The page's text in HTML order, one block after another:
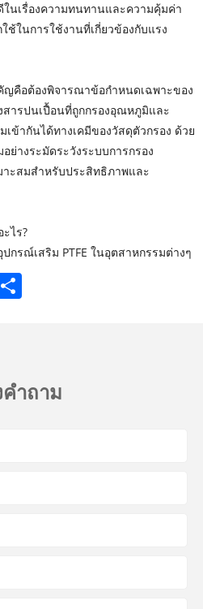
ในเรื่องความทนทานและความคุ้มค่า
ในการใช้งานที่เกี่ยวข้องกับแรง
ญคือต้องพิจารณาข้อกำหนดเฉพาะของ
ารปนเปื้อนที่ถูกกรองอุณหภูมิและ
ข้ากันได้ทางเคมีของวัสดุตัวกรอง ด้วย
ย่างระมัดระวังระบบการกรอง
าะสมสำหรับประสิทธิภาพและ
ะไร?
กรณ์เสริม PTFE ในอุตสาหกรรมต่างๆ
ำถาม